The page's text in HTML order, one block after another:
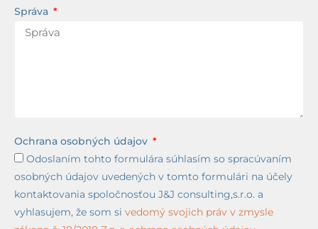
Správa
Ochrana osobných údajov
Odoslaním tohto formulára súhlasím so spracúvaním
osobných údajov uvedených v tomto formulári na účely
kontaktovania spoločnosťou J&J consulting,s.r.o. a
vyhlasujem, že som si vedomý svojich práv v zmysle